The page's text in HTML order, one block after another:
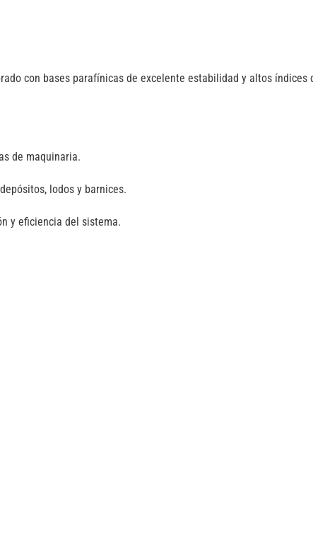
con bases parafínicas de excelente estabilidad y altos índices
de maquinaria.
lodos y barnices.
y eficiencia del sistema.